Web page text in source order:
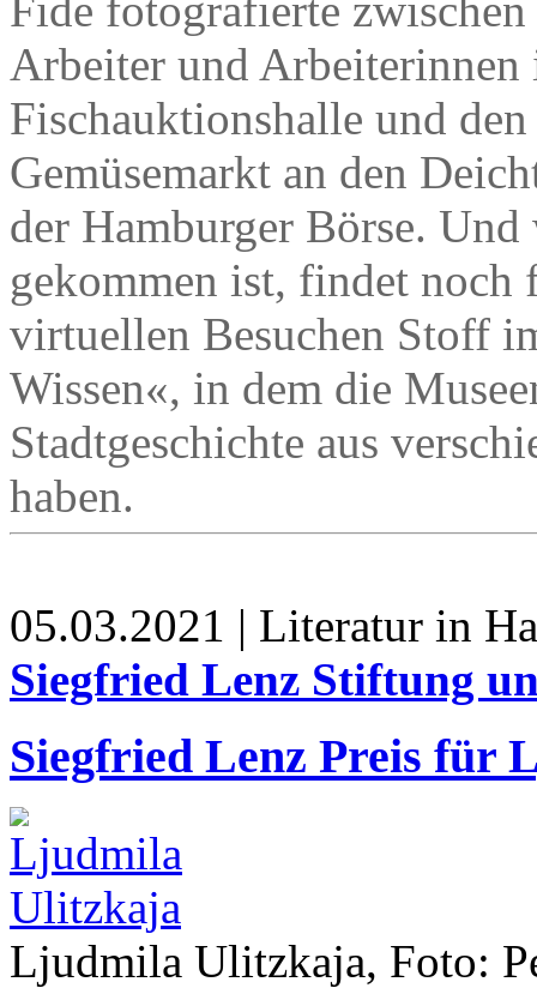
Arbeiter und
Fischauktionshalle und
Gemüsemarkt an den
der Hamburger Börse.
gekommen ist, findet noch
virtuellen Besuchen Stoff
Wissen«, in dem die
Stadtgeschichte aus
haben.
05.03.2021 | Literatur in
Siegfried Lenz Stiftung
Siegfried Lenz Preis für
Ljudmila Ulitzkaja, Foto: